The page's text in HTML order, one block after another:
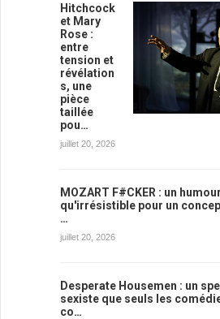
Hitchcock
et Mary
Rose :
entre
tension et
révélation
s, une
pièce
taillée
pou…
juillet 20, 2026
MOZART F#CKER : un
qu'irrésistible pour un
…
juillet 20, 2026
Desperate Housemen : un
sexiste que seuls les
co…